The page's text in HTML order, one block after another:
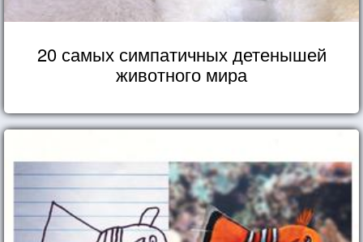
20 самых симпатичных детенышей
животного мира